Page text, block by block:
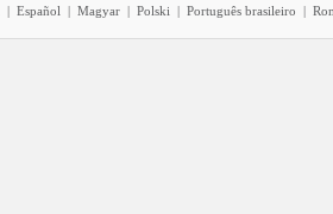
| Español | Magyar | Polski | Português brasileiro |